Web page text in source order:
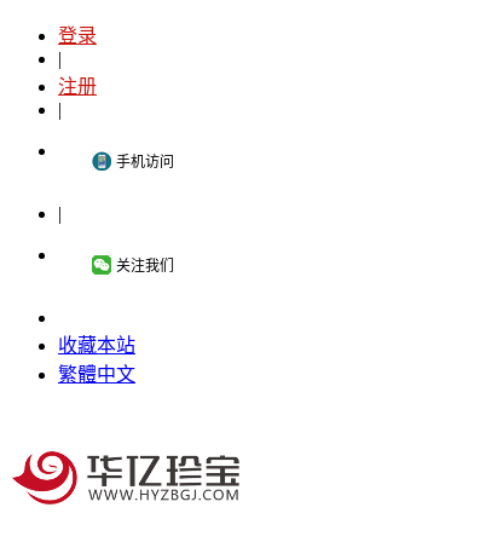
登录
|
注册
|
手机访问
|
关注我们
收藏本站
繁體中文